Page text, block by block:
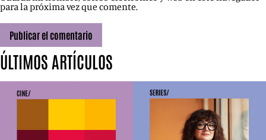
para la próxima vez que comente.
ÚLTIMOS ARTÍCULOS